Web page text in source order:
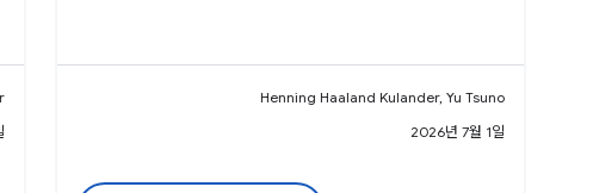
Henning Haaland Kulander, Yu Tsuno
2026년 7월 1일